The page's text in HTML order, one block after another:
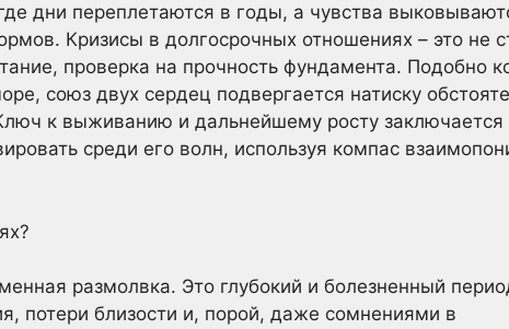
дни переплетаются в годы, а чувства
Кризисы в долгосрочных отношениях – это не
проверка на прочность фундамента. Подобно
союз двух сердец подвергается натиску
к выживанию и дальнейшему росту заключается
среди его волн, используя компас
размолвка. Это глубокий и болезненный
потери близости и, порой, даже сомнениями в